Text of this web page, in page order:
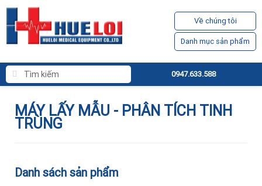
Về chúng tôi
Danh mục sản phẩm
0947.633.588
MÁY LẤY MẪU - PHÂN TÍCH TINH
TRÙNG
Danh sách sản phẩm